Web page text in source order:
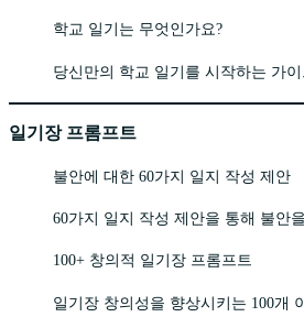
학교 일기는 무엇인가요?
당신만의 학교 일기를 시작하는 가이
일기장 프롬프트
불안에 대한 60가지 일지 작성 제안
60가지 일지 작성 제안을 통해 불안
100+ 창의적 일기장 프롬프트
일기장 창의성을 향상시키는 100개